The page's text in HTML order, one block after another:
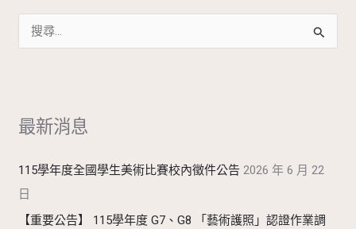
字
最新消息
115學年度全國學生美術比賽校內徵件公告 2026 年 6 月 22
日
【重要公告】 115學年度 G7、G8 「藝術護照」認證作業調